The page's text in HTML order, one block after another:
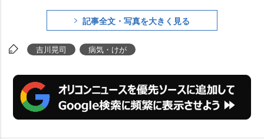
記事全文・写真を大きく見る
吉川晃司 病気・けが